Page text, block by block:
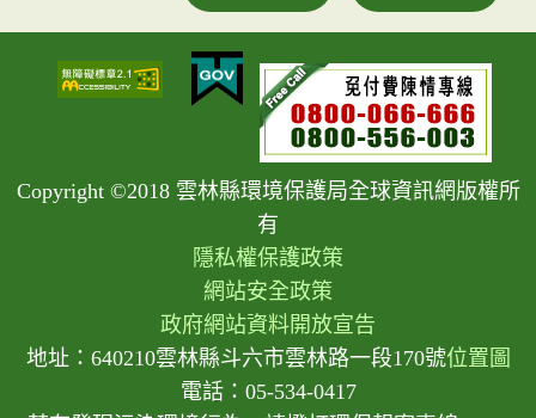
Copyright ©2018 雲林縣環境保護局全球資訊網版權所
有
隱私權保護政策
網站安全政策
政府網站資料開放宣告
地址：640210雲林縣斗六市雲林路一段170號位置圖
電話：05-534-0417